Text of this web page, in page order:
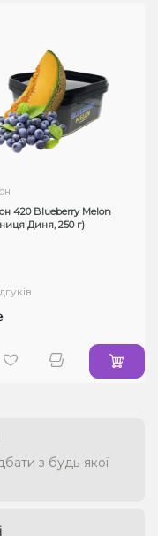
420 Blueberry Melon
Диня, 250 г)
з будь-якої